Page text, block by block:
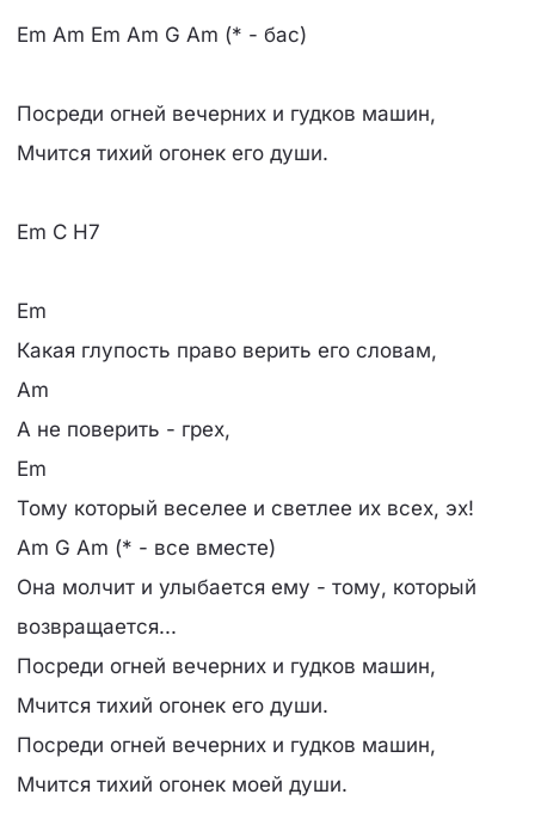
Em Am Em Am G Am (* - бас)
Посреди огней вечерних и гудков машин,
Мчится тихий огонек его души.
Em C H7
Em
Какая глупость право верить его словам,
Am
А не поверить - грех,
Em
Тому который веселее и светлее их всех, эх!
Am G Am (* - все вместе)
Она молчит и улыбается ему - тому, который
возвращается...
Посреди огней вечерних и гудков машин,
Мчится тихий огонек его души.
Посреди огней вечерних и гудков машин,
Мчится тихий огонек моей души.